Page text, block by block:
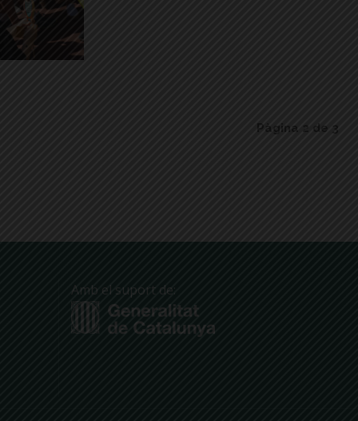
Pàgina 2 de 3
Amb el suport de: